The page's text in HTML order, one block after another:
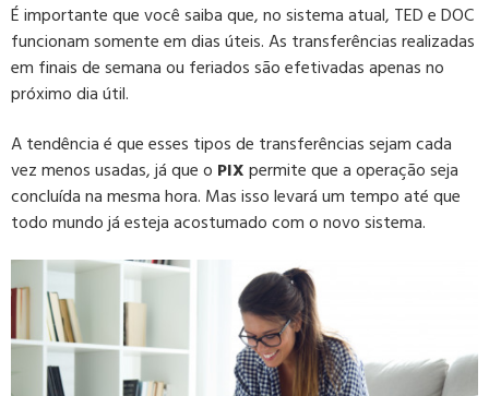
É importante que você saiba que, no sistema atual, TED e DOC
funcionam somente em dias úteis. As transferências realizadas
em finais de semana ou feriados são efetivadas apenas no
próximo dia útil.
A tendência é que esses tipos de transferências sejam cada
vez menos usadas, já que o PIXpermite que a operação seja
concluída na mesma hora. Mas isso levará um tempo até que
todo mundo já esteja acostumado com o novo sistema.